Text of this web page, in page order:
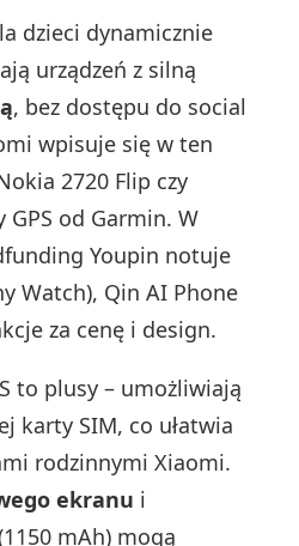
dzieci dynamicznie
urządzeń z silną
, bez dostępu do social
wpisuje się w ten
2720 Flip czy
od Garmin. W
Youpin notuje
Watch), Qin AI Phone
za cenę i design.
to plusy – umożliwiają
karty SIM, co ułatwia
rodzinnymi Xiaomi.
ekranu i
mAh) mogą